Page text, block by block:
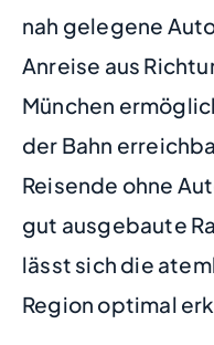
nah gelegene
Anreise aus
München
der Bahn
Reisende ohne
gut ausgebaute
lässt sich die
Region optimal